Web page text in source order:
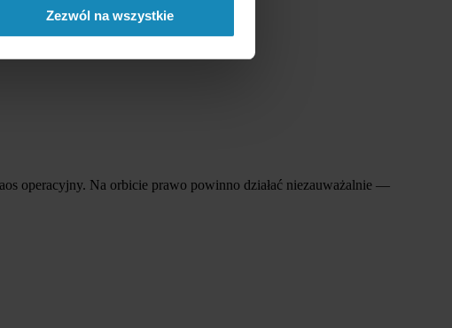
Zezwól na wszystkie
operacyjny. Na orbicie prawo powinno działać niezauważalnie —